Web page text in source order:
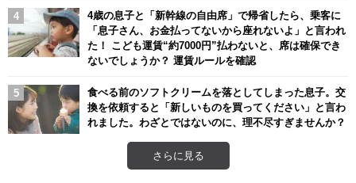
4歳の息子と「新幹線の自由席」で帰省したら、乗客に
「息子さん、お金払ってないから座れないよ」と言われ
た！ こども運賃“約7000円”払わないと、席は確保でき
ないでしょうか？ 運賃ルールを確認
食べる前のソフトクリームを落としてしまった息子。交
換を依頼すると「新しいものを買ってください」と言わ
れました。わざとではないのに、理不尽すぎませんか？
さらに見る